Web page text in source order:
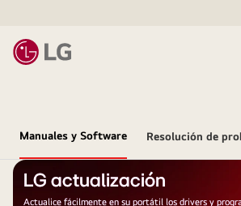
Manuales y Software Resolución de
LG actualización
Actualice fácilmente en su portátil los drivers y